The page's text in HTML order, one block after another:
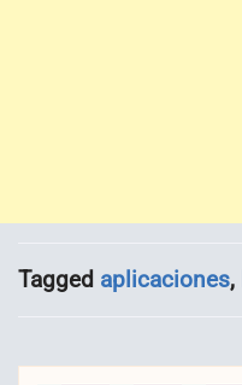
Tagged aplicaciones,